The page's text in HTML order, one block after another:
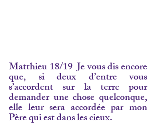
Matthieu 18/19  Je vous dis encore
que, si deux d’entre vous
s’accordent sur la terre pour
demander une chose quelconque,
elle leur sera accordée par mon
Père qui est dans les cieux.